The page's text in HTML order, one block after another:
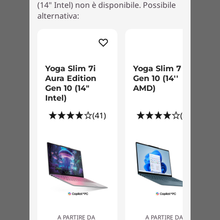
funzionalità smart adattive come Smart Power,
la riparazione automatica e la sicurezza
più rapidamente con Flip to Start e migliorare
cancellazione del rumore e sfocatura dello
Ottieni 3 mesi di Xbox Game Pass sui
(14" Intel) non è disponibile. Possibile
alternativa:
Yoga Slim 7i
Aura Edition
Gen 10 (14"
Intel)
(41)
A PARTIRE DA
Yoga Slim 7
Gen 10 (14''
AMD)
(21)
A PARTIRE DA